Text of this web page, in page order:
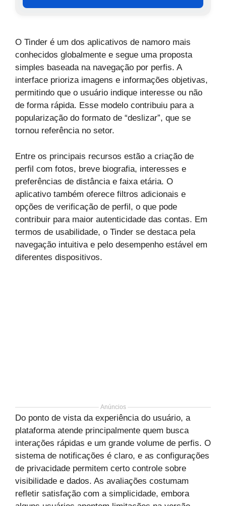
O Tinder é um dos aplicativos de namoro mais
conhecidos globalmente e segue uma proposta
simples baseada na navegação por perfis. A
interface prioriza imagens e informações objetivas,
permitindo que o usuário indique interesse ou não
de forma rápida. Esse modelo contribuiu para a
popularização do formato de “deslizar”, que se
tornou referência no setor.
Entre os principais recursos estão a criação de
perfil com fotos, breve biografia, interesses e
preferências de distância e faixa etária. O
aplicativo também oferece filtros adicionais e
opções de verificação de perfil, o que pode
contribuir para maior autenticidade das contas. Em
termos de usabilidade, o Tinder se destaca pela
navegação intuitiva e pelo desempenho estável em
diferentes dispositivos.
Anúncios
Do ponto de vista da experiência do usuário, a
plataforma atende principalmente quem busca
interações rápidas e um grande volume de perfis. O
sistema de notificações é claro, e as configurações
de privacidade permitem certo controle sobre
visibilidade e dados. As avaliações costumam
refletir satisfação com a simplicidade, embora